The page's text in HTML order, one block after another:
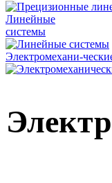
Линейные
системы
Электромехани-